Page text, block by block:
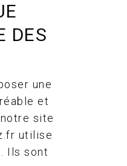
DES
une
et
site
utilise
Ils sont